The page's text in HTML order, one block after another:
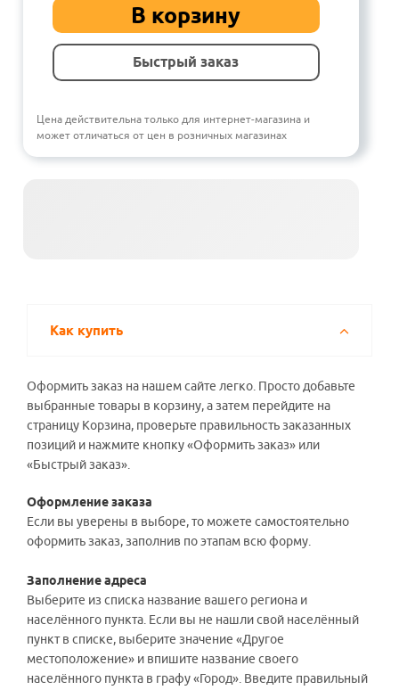
В корзину
Быстрый заказ
Цена действительна только для интернет-магазина и
может отличаться от цен в розничных магазинах
Как купить
Оформить заказ на нашем сайте легко. Просто добавьте
выбранные товары в корзину, а затем перейдите на
страницу Корзина, проверьте правильность заказанных
позиций и нажмите кнопку «Оформить заказ» или
«Быстрый заказ».
Оформление заказа
Если вы уверены в выборе, то можете самостоятельно
оформить заказ, заполнив по этапам всю форму.
Заполнение адреса
Выберите из списка название вашего региона и
населённого пункта. Если вы не нашли свой населённый
пункт в списке, выберите значение «Другое
местоположение» и впишите название своего
населённого пункта в графу «Город». Введите правильный